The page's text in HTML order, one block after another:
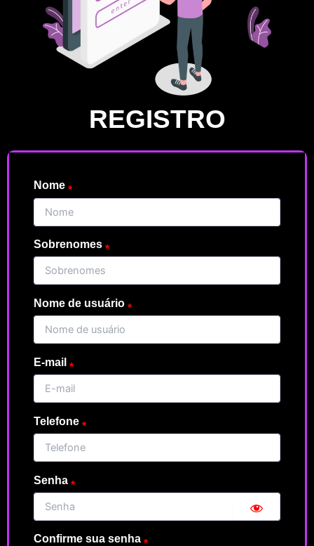
REGISTRO
Nome
Sobrenomes
Nome de usuário
E-mail
Telefone
Senha
Confirme sua senha